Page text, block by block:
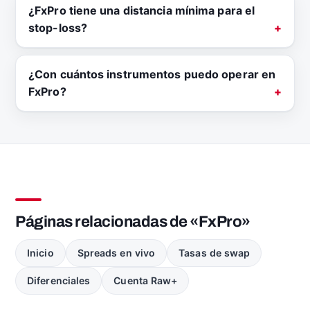
¿FxPro tiene una distancia mínima para el
stop-loss?
¿Con cuántos instrumentos puedo operar en
FxPro?
Páginas relacionadas de «FxPro»
Inicio Spreads en vivo Tasas de swap
Diferenciales Cuenta Raw+